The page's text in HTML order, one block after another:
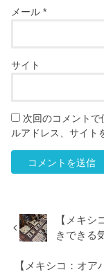
メール*
サイト
次回のコメント
ルアドレス、サイト
【メキ
きできる
【メキシコ：オ